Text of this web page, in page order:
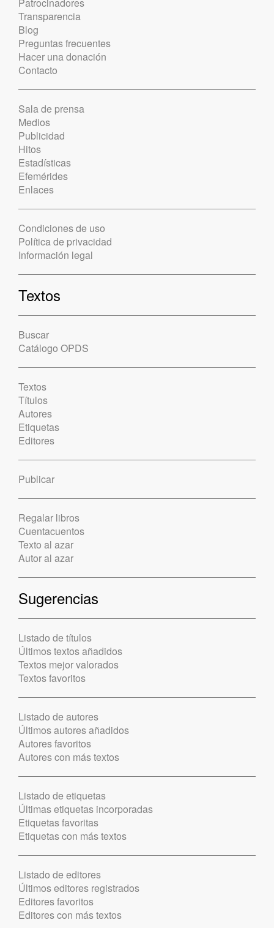
Patrocinadores
Transparencia
Blog
Preguntas frecuentes
Hacer una donación
Contacto
Sala de prensa
Medios
Publicidad
Hitos
Estadísticas
Efemérides
Enlaces
Condiciones de uso
Política de privacidad
Información legal
Textos
Buscar
Catálogo OPDS
Textos
Títulos
Autores
Etiquetas
Editores
Publicar
Regalar libros
Cuentacuentos
Texto al azar
Autor al azar
Sugerencias
Listado de títulos
Últimos textos añadidos
Textos mejor valorados
Textos favoritos
Listado de autores
Últimos autores añadidos
Autores favoritos
Autores con más textos
Listado de etiquetas
Últimas etiquetas incorporadas
Etiquetas favoritas
Etiquetas con más textos
Listado de editores
Últimos editores registrados
Editores favoritos
Editores con más textos